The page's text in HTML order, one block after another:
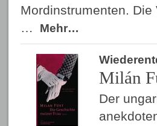
Mordinstrumenten.
…
Mehr…
Milán
Der